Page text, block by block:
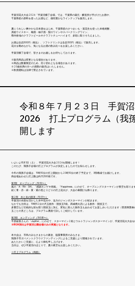
手賀沼花火大会2026「手賀沼横丁会場」では、千葉県の蔵元・醸造所が手がけたお酒や、
千葉県産の原料を使ったお酒など、個性豊かなラインナップを販売します。
夏にうれしい爽やかな日本酒をはじめ、千葉県産のさつまいも・落花生を使った本格焼酎、
房総ウイスキー、梅酒・柚子酒・梨のワインやスパークリングワイン、
県内各地のクラフトビールやクラフトチューハイまで、多彩に取りそろえました。
お酒は全品500円（税込）、ソフトドリンクは全品100円（税込）で販売します。
花火を眺めながら、気になるお酒の飲み比べをお楽しみください。
手賀沼横丁会場で、皆さまのお越しをお待ちしております。
※販売商品は変更となる場合があります。
※商品は数量限定のため、売り切れとなる場合があります。
※20歳未満の方への酒類の販売はいたしません。
※飲酒運転は法律で禁止されています。
令和８年７月２３日 手賀
2026 打上プログラム（我
開します
いよいよ8月1日（土）、手賀沼花火大会2026を開催します！
このたび、我孫子会場の打上プログラムが決定しましたのでお知らせします。
今年の我孫子会場は、19時10分の打上開始から20時10分の終了予定まで、3部構成でお届けします。
両会場あわせた打上数は約13,500発です。
第1部 オープニング（19:10〜）
嵐の「A・RA・SHI」「感謝カンゲキ雨嵐」「Happiness」にのせて、オープニングスターマインが夜空を彩ります
続く青・赤・緑・黄・紫の色とりどりの打上花火が、大会の幕開けを飾ります。
第2部 水と光の競演（19:31〜）
手賀沼の水面を活かした水中花火や、迫力のジャンボスターマインが続きます。
なかでも注目は、19時52分の尺玉創作・競技玉5発。髙城煙火店による創作・競技玉で、
多重芯など伝統的な技を競う競技玉に加え、変化に富んだ創作玉もあわせてお楽しみいただけます（菅原興業株
玉ごとの見どころは、プログラム裏面で詳しくご紹介しています。
第3部 エンディング（19:58〜）
平原綾香さんの「Jupiter」にのせて、スターマイン2発とウルトラジャンボスターマインが、手賀沼花火大会を
※BGM演出は手賀沼公園会場のみの実施となります。
本大会は、市民のみなさまからの募金、協賛事業所のみなさま、
我孫子市ガバメントクラウドファンディングによるご支援により開催されています。
あたたかいご支援に、心より御礼申し上げます。
当日は、ぜひ手賀沼のほとりで、夏の夜空をお楽しみください。
☆打上プログラム（両面）